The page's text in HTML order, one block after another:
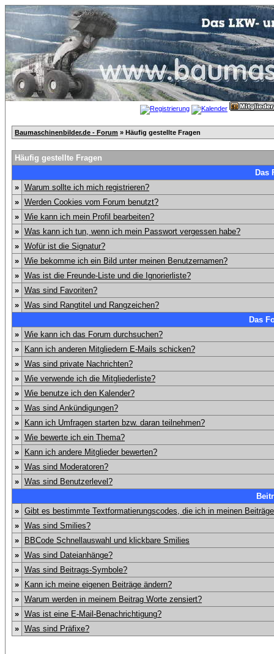
Baumaschinenbilder.de - Forum » Häufig gestellte Fragen
Häufig gestellte Fragen
Das
» Warum sollte ich mich registrieren?
» Werden Cookies vom Forum benutzt?
» Wie kann ich mein Profil bearbeiten?
» Was kann ich tun, wenn ich mein Passwort vergessen habe?
» Wofür ist die Signatur?
» Wie bekomme ich ein Bild unter meinen Benutzernamen?
» Was ist die Freunde-Liste und die Ignorierliste?
» Was sind Favoriten?
» Was sind Rangtitel und Rangzeichen?
Das
» Wie kann ich das Forum durchsuchen?
»
Kann ich anderen Mitgliedern E-Mails schicken?
» Was sind private Nachrichten?
» Wie verwende ich die Mitgliederliste?
» Wie benutze ich den Kalender?
» Was sind Ankündigungen?
»
Kann ich Umfragen starten bzw. daran teilnehmen?
» Wie bewerte ich ein Thema?
»
Kann ich andere Mitglieder bewerten?
» Was sind Moderatoren?
» Was sind Benutzerlevel?
» Gibt es bestimmte Textformatierungscodes, die ich in meinen
» Was sind Smilies?
»
BBCode Schnellauswahl und klickbare Smilies
» Was sind Dateianhänge?
» Was sind Beitrags-Symbole?
»
Kann ich meine eigenen Beiträge ändern?
» Warum werden in meinem Beitrag Worte zensiert?
» Was ist eine E-Mail-Benachrichtigung?
» Was sind Präfixe?